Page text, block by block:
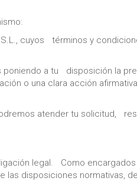
cuyos términos y
a tu disposición la
o una clara acción
atender tu solicitud,
legal. Como
disposiciones normativas,